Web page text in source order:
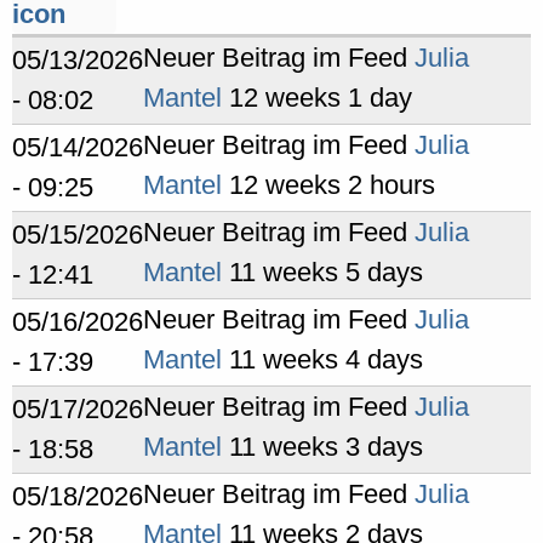
05/13/2026
- 08:02
Neuer Beitrag im Feed Julia
Mantel 12 weeks 1 day
05/14/2026
- 09:25
Neuer Beitrag im Feed Julia
Mantel 12 weeks 2 hours
05/15/2026
- 12:41
Neuer Beitrag im Feed Julia
Mantel 11 weeks 5 days
05/16/2026
- 17:39
Neuer Beitrag im Feed Julia
Mantel 11 weeks 4 days
05/17/2026
- 18:58
Neuer Beitrag im Feed Julia
Mantel 11 weeks 3 days
05/18/2026
- 20:58
Neuer Beitrag im Feed Julia
Mantel 11 weeks 2 days